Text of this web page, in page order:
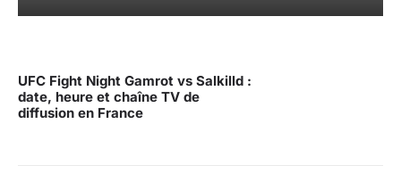
UFC Fight Night Gamrot vs Salkilld :
date, heure et chaîne TV de
diffusion en France